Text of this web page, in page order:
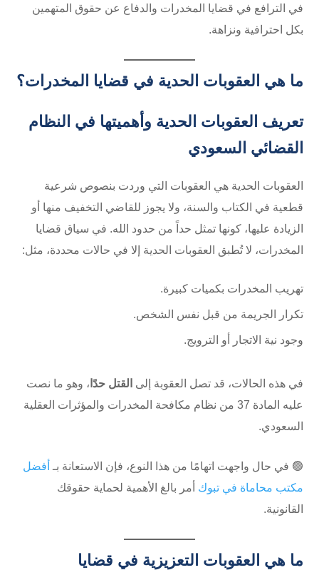
في الترافع في قضايا المخدرات والدفاع عن حقوق المتهمين
بكل احترافية ونزاهة.
ما هي العقوبات الحدية في قضايا المخدرات؟
تعريف العقوبات الحدية وأهميتها في النظام
القضائي السعودي
العقوبات الحدية هي العقوبات التي وردت بنصوص شرعية
قطعية في الكتاب والسنة، ولا يجوز للقاضي التخفيف منها أو
الزيادة عليها، كونها تمثل حداً من حدود الله. في سياق قضايا
المخدرات، لا تُطبق العقوبات الحدية إلا في حالات محددة، مثل:
تهريب المخدرات بكميات كبيرة.
تكرار الجريمة من قبل نفس الشخص.
وجود نية الاتجار أو الترويج.
في هذه الحالات، قد تصل العقوبة إلى القتل حدًا ، وهو ما نصت
عليه المادة 37 من نظام مكافحة المخدرات والمؤثرات العقلية
السعودي.
🟢 في حال واجهت اتهامًا من هذا النوع، فإن الاستعانة بـ أفضل
مكتب محاماة في تبوك أمر بالغ الأهمية لحماية حقوقك
القانونية.
ما هي العقوبات التعزيزية في قضايا